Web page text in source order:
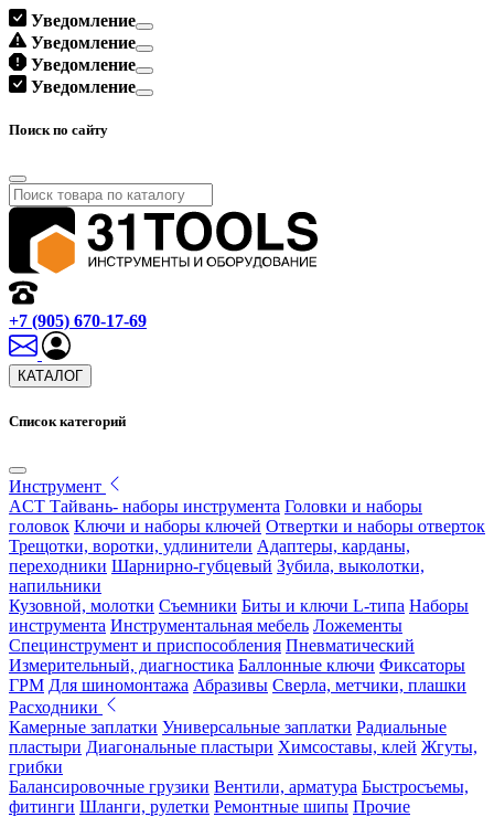
Уведомление
Уведомление
Уведомление
Уведомление
Поиск по сайту
+7 (905) 670-17-69
КАТАЛОГ
Список категорий
Инструмент
ACT Тайвань- наборы инструмента Головки и наборы
головок Ключи и наборы ключей Отвертки и наборы отверток
Трещотки, воротки, удлинители Адаптеры, карданы,
переходники Шарнирно-губцевый Зубила, выколотки,
напильники
Кузовной, молотки Съемники Биты и ключи L-типа Наборы
инструмента Инструментальная мебель Ложементы
Специнструмент и приспособления Пневматический
Измерительный, диагностика Баллонные ключи Фиксаторы
ГРМ Для шиномонтажа Абразивы Сверла, метчики, плашки
Расходники
Камерные заплатки Универсальные заплатки Радиальные
пластыри Диагональные пластыри Химсоставы, клей Жгуты,
грибки
Балансировочные грузики Вентили, арматура Быстросъемы,
фитинги Шланги, рулетки Ремонтные шипы Прочие